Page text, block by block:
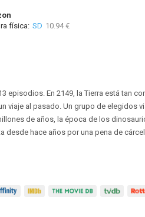
física: SD 10.94 €
episodios. En 2149, la Tierra está tan
viaje al pasado. Un grupo de elegidos
de años, la época de los
desde hace años por una pena de